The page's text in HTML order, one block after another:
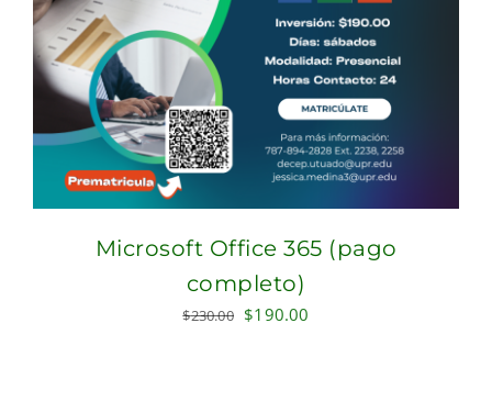
Microsoft Office 365 (pago
completo)
$230.00 Original
$190.00